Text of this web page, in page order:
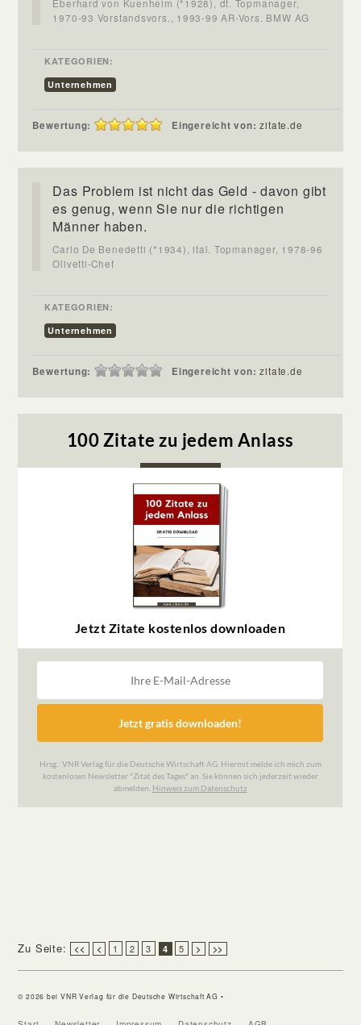
Eberhard von Kuenheim (*1928), dt. Topmanager,
1970-93 Vorstandsvors., 1993-99 AR-Vors. BMW AG
KATEGORIEN:
Unternehmen
Bewertung: Eingereicht von:zitate.de
Das Problem ist nicht das Geld - davon gibt
es genug, wenn Sie nur die richtigen
Männer haben.
Carlo De Benedetti (*1934), ital. Topmanager, 1978-96
Olivetti-Chef
KATEGORIEN:
Unternehmen
Bewertung: Eingereicht von:zitate.de
Zu Seite: << < 1 2 3 4 5 > >>
© 2026 bei VNR Verlag für die Deutsche Wirtschaft AG •